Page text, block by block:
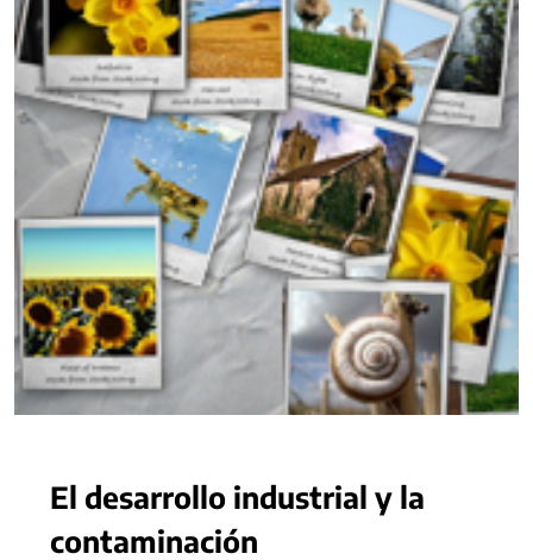
El desarrollo industrial y la
contaminación